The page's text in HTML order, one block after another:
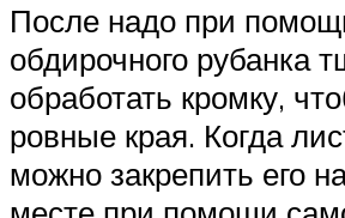
После надо при
обдирочного рубанка
обработать кромку,
ровные края. Когда
можно закрепить его